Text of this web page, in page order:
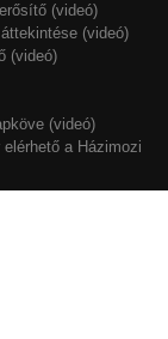
(videó)
(videó)
(videó)
(videó)
a Házimozi